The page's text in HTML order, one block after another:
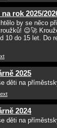
rok 2025/
by se něco
😉🚀
10 do 15 let. Do
2025
děti na
2024
děti na